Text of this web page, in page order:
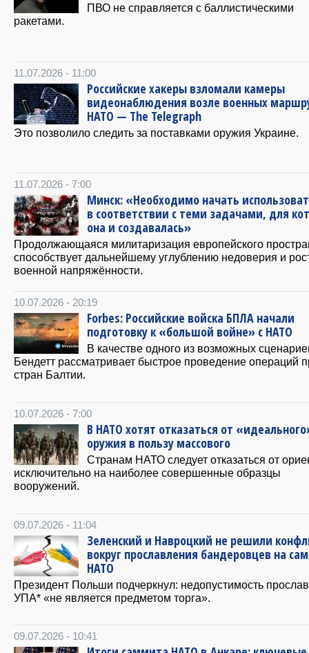
ПВО не справляется с баллистическими
ракетами.
11.07.2026 - 11:00
Российские хакеры взломали камеры
видеонаблюдения возле военных
НАТО — The Telegraph
Это позволило следить за поставками оружия Украине.
11.07.2026 - 7:00
Минск: «Необходимо начать
в соответствии с теми задачами, для
она и создавалась»
Продолжающаяся милитаризация европейского
способствует дальнейшему углублению недоверия и
военной напряжённости.
10.07.2026 - 20:19
Forbes: Российские войска БПЛА начали
подготовку к «большой войне» с НАТО
В качестве одного из возможных
Бендетт рассматривает быстрое проведение операций
стран Балтии.
10.07.2026 - 7:00
В НАТО хотят отказаться от
оружия в пользу массового
Странам НАТО следует отказаться от
исключительно на наиболее совершенные образцы
вооружений.
09.07.2026 - 11:04
Зеленский и Навроцкий не решили
вокруг прославления бандеровцев на
НАТО
Президент Польши подчеркнул: недопустимость
УПА* «не является предметом торга».
09.07.2026 - 10:41